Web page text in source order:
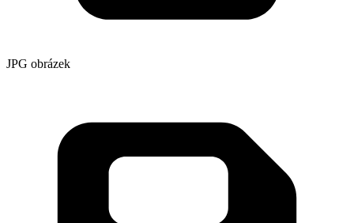
JPG obrázek